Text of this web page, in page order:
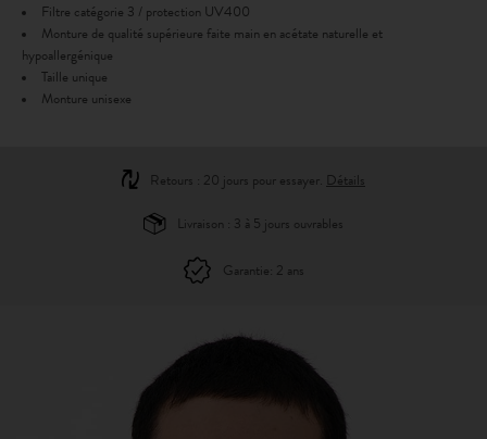
Filtre catégorie 3 / protection UV400
Monture de qualité supérieure faite main en acétate naturelle et
hypoallergénique
Taille unique
Monture unisexe
Retours : 20 jours pour essayer. Détails
Livraison : 3 à 5 jours ouvrables
Garantie: 2 ans